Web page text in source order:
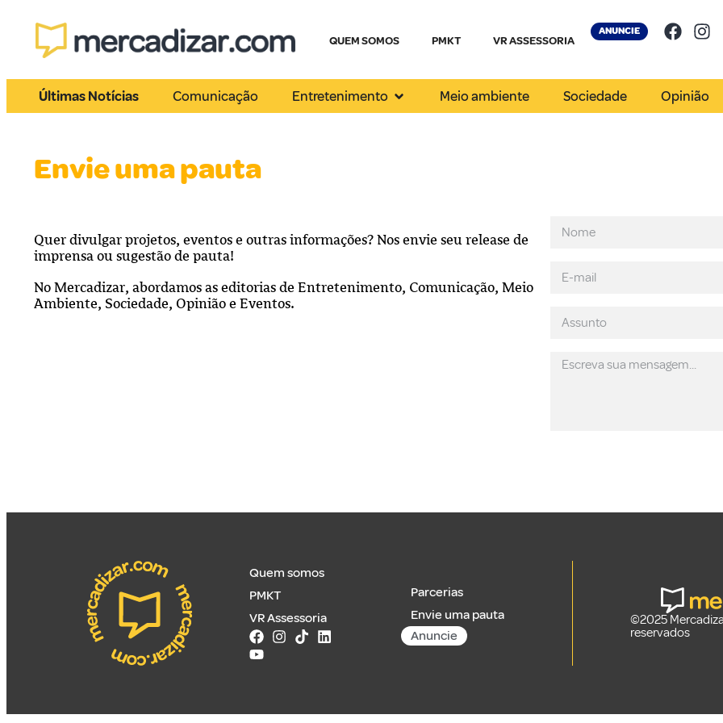
QUEM SOMOS PMKT VR ASSESSORIA
ANUNCIE
Últimas Notícias Comunicação Entretenimento Meio ambiente Sociedade Opinião
Envie uma pauta
Quer divulgar projetos, eventos e outras informações? Nos envie seu release de
imprensa ou sugestão de pauta!
No Mercadizar, abordamos as editorias de Entretenimento, Comunicação, Meio
Ambiente, Sociedade, Opinião e Eventos.
Quem somos
PMKT
VR Assessoria
Parcerias
Envie uma pauta
Anuncie
©2025
reservados